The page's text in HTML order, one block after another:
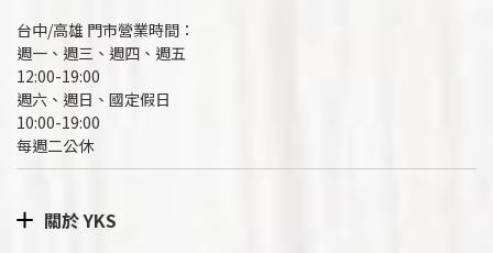
台中/高雄 門市營業時間：
週一、週三、週四、週五
12:00-19:00
週六、週日、國定假日
10:00-19:00
每週二公休
關於 YKS